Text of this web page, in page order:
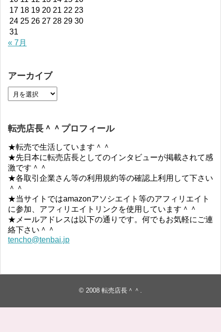
17 18 19 20 21 22 23
24 25 26 27 28 29 30
31
« 7月
アーカイブ
転売店長＾＾プロフィール
★転売で生活しています＾＾
★先日本に転売店長としてのインタビューが掲載されて感
激です＾＾
★各取引企業さん等の利用規約等の確認上利用して下さい
＾＾
★当サイトではamazonアソシエイト等のアフィリエイト
に参加、アフィリエイトリンクを使用しています＾＾
★メールアドレスは以下の通りです。何でもお気軽にご連
絡下さい＾＾
tencho@tenbai.jp
© 2008 転売店長＾＾ .